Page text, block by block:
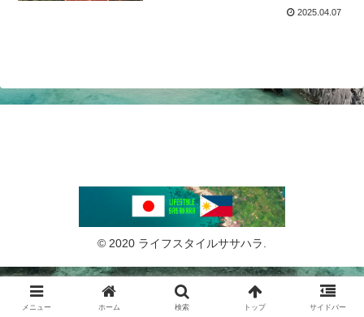
2025.04.07
© 2020 ライフスタイルササハラ.
メニュー ホーム 検索 トップ サイドバー